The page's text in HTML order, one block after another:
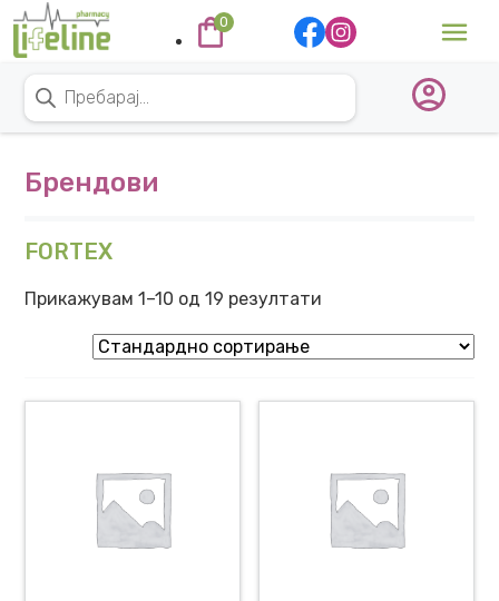
Skip to content
Main Navigation
0
Брендови
FORTEX
Прикажувам 1–10 од 19 резултати